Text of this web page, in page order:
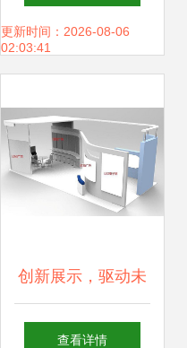
制造之道
更新时间：2026-08-06
02:03:41
创新展示，驱动未
来 SAREN创意设
查看详情